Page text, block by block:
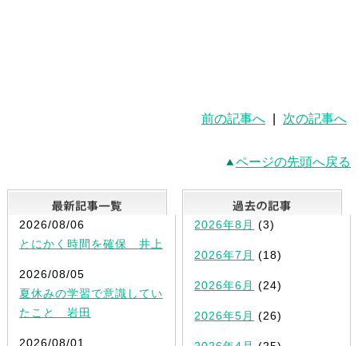
前の記事へ 次の記事へ
ページの先頭へ戻る
最新記事一覧
2026/08/06
とにかく時間を確保 井上
2026/08/05
夏休みの学習で意識してい
たこと 岩田
2026/08/01
2026年8月 (3)
2026年7月 (18)
2026年6月 (24)
2026年5月 (26)